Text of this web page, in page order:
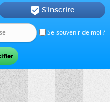
Se souvenir de moi ?
 S'inscrire